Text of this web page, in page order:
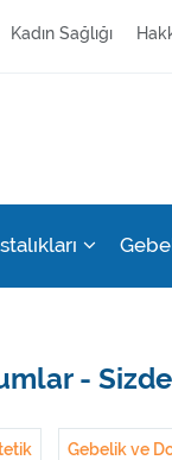
Kadın Sağlığı
-
Gebelik ve